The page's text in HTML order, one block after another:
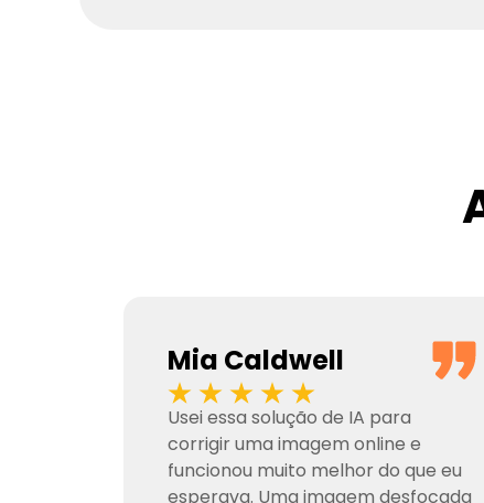
Mia Caldwell
Usei essa solução de IA para
corrigir uma imagem online e
funcionou muito melhor do que eu
esperava. Uma imagem desfocada